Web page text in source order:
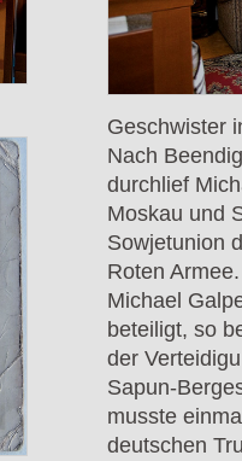
Geschwister
Nach
durchlief
Moskau und
Sowjetunion
Roten Armee.
Michael
beteiligt, so
der
Sapun-
musste
deutschen